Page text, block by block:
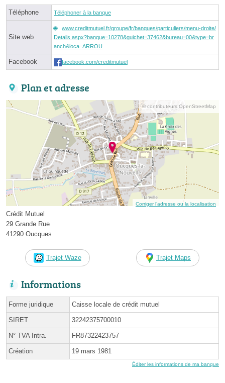
Téléphone Téléphoner à la banque
Site web
www.creditmutuel.fr/groupe/fr/banques/particuliers/menu-droite/
Details.aspx?banque=10278&guichet=37462&bureau=00&type=br
anch&loca=ARROU
Facebook facebook.com/creditmutuel
Plan et adresse
© contributeurs OpenStreetMap
Corriger l’adresse ou la localisation
Crédit Mutuel
29 Grande Rue
41290 Oucques
Trajet Waze Trajet Maps
Informations
Forme juridique Caisse locale de crédit mutuel
SIRET 32242375700010
N° TVA Intra. FR87322423757
Création 19 mars 1981
Éditer les informations de ma banque